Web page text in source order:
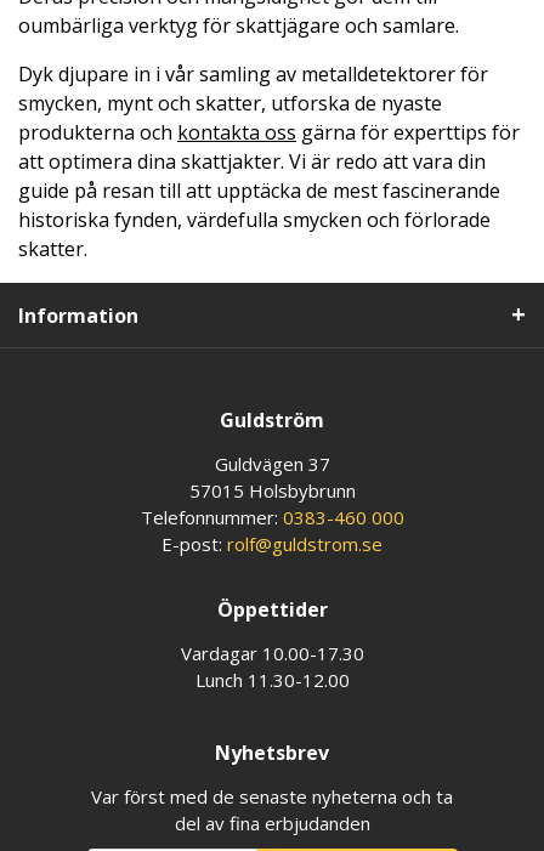
oumbärliga verktyg för skattjägare och samlare.
Dyk djupare in i vår samling av metalldetektorer för
smycken, mynt och skatter, utforska de nyaste
produkterna och kontakta oss gärna för experttips för
att optimera dina skattjakter. Vi är redo att vara din
guide på resan till att upptäcka de mest fascinerande
historiska fynden, värdefulla smycken och förlorade
skatter.
Information
Guldström
Guldvägen 37
57015 Holsbybrunn
Telefonnummer: 0383-460 000
E-post: rolf@guldstrom.se
Öppettider
Vardagar 10.00-17.30
Lunch 11.30-12.00
Nyhetsbrev
Var först med de senaste nyheterna och ta
del av fina erbjudanden